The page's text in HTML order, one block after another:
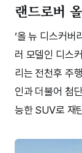
랜드로버
‘올 뉴 디스커버
러 모델인 디스
리는 전천후 주
인과 더불어 첨
능한 SUV로 재